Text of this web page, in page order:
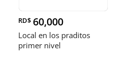
RD$ 60,000
Local en los praditos
primer nivel